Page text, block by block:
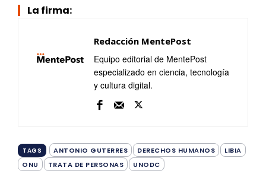
La firma:
Redacción MentePost
Equipo editorial de MentePost
especializado en ciencia, tecnología
y cultura digital.
TAGS ANTONIO GUTERRES DERECHOS HUMANOS
LIBIA
ONU
TRATA DE PERSONAS UNODC